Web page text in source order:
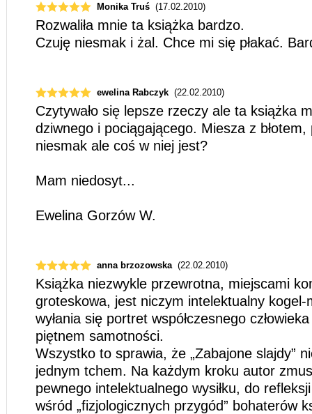
Monika Truś (17.02.2010)
Rozwaliła mnie ta książka bardzo.
Czuję niesmak i żal. Chce mi się płakać.
ewelina Rabczyk (22.02.2010)
Czytywało się lepsze rzeczy ale ta książka
dziwnego i pociągającego. Miesza z błotem,
niesmak ale coś w niej jest?
Mam niedosyt...
Ewelina Gorzów W.
anna brzozowska (22.02.2010)
Książka niezwykle przewrotna, miejscami
groteskowa, jest niczym intelektualny kogel-
wyłania się portret współczesnego
piętnem samotności.
Wszystko to sprawia, że „Zabajone slajdy”
jednym tchem. Na każdym kroku autor
pewnego intelektualnego wysiłku, do
wśród „fizjologicznych przygód” bohaterów